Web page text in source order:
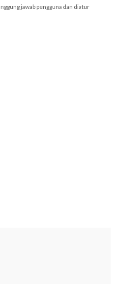
jawab pengguna dan diatur